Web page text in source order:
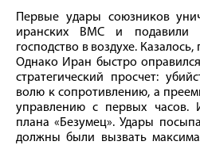
Первые удары союзников
иранских ВМС и подавили
господство в воздухе.
Однако Иран быстро
стратегический просчет:
волю к сопротивлению, а
управлению с первых часов.
плана «Безумец». Удары
должны были вызвать